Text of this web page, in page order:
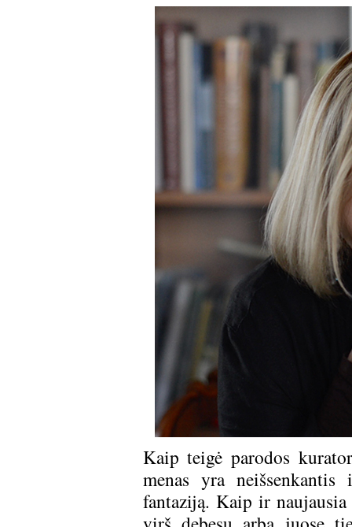
Kaip teigė parodos
menas yra
fantaziją. Kaip ir